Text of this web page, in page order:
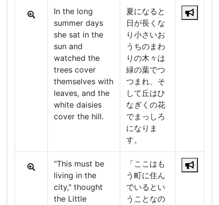
In the long
summer days
she sat in the
sun and
watched the
trees cover
themselves with
leaves, and the
white daisies
cover the hill.
夏になると
日が長くな
り小さいお
うちのまわ
りの木々は
緑の葉でつ
つまれ、そ
して丘はひ
なぎくの花
でまっしろ
になりま
す。
"This must be
living in the
city," thought
the Little
「ここはも
う町に住ん
でいるとい
うことなの